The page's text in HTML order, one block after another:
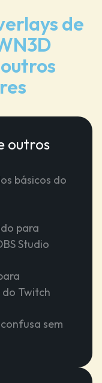
de
outros
básicos do
para
Studio
Twitch
sem